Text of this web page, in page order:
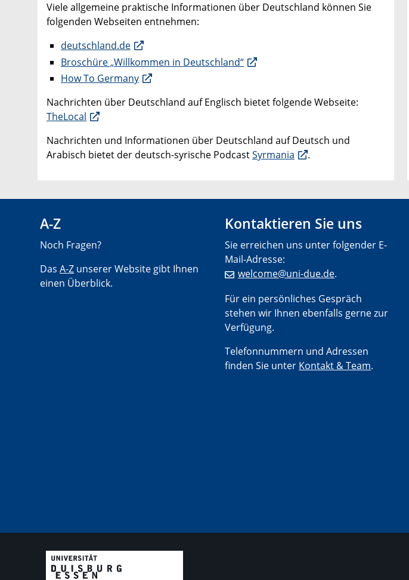
Viele allgemeine praktische Informationen über Deutschland können Sie
folgenden Webseiten entnehmen:
deutschland.de
Broschüre „Willkommen in Deutschland“
How To Germany
Nachrichten über Deutschland auf Englisch bietet folgende Webseite:
TheLocal
Nachrichten und Informationen über Deutschland auf Deutsch und
Arabisch bietet der deutsch-syrische PodcastSyrmania .
A-Z
Noch Fragen?
Das A-Z unserer Website gibt Ihnen
einen Überblick.
Kontaktieren Sie uns
Sie erreichen uns unter folgender E-
Mail-Adresse:
welcome@uni-due.de.
Für ein persönliches Gespräch
stehen wir Ihnen ebenfalls gerne zur
Verfügung.
Telefonnummern und Adressen
finden Sie unter Kontakt & Team.